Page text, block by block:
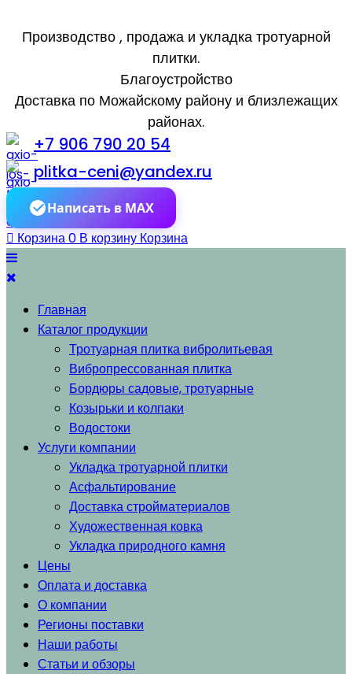
Производство , продажа и укладка тротуарной
плитки.
Благоустройство
Доставка по Можайскому району и близлежащих
районах.
+7 906 790 20 54
plitka-ceni@yandex.ru
Написать в MAX
Корзина0 В корзину Корзина
Главная
Каталог продукции
Тротуарная плитка вибролитьевая
Вибропрессованная плитка
Бордюры садовые, тротуарные
Козырьки и колпаки
Водостоки
Услуги компании
Укладка тротуарной плитки
Асфальтирование
Доставка стройматериалов
Художественная ковка
Укладка природного камня
Цены
Оплата и доставка
О компании
Регионы поставки
Наши работы
Статьи и обзоры